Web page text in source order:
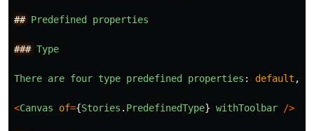
## Predefined properties
### Type
There are four type predefined properties : default ,
<Canvas of={Stories . PredefinedType} withToolbar />